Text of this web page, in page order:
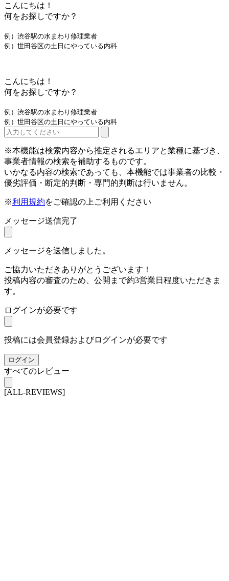
こんにちは！
何をお探しですか？
例）渋谷駅の水まわり修理業者
例）世田谷区の土日にやっている内科
こんにちは！
何をお探しですか？
例）渋谷駅の水まわり修理業者
例）世田谷区の土日にやっている内科
※本機能は検索内容から推定されるエリアと業種に基づき、
事業者情報の検索を補助するものです。
いかなる内容の検索であっても、本機能では事業者の比較・
優劣評価・断定的判断・専門的判断は行いません。
※利用規約をご確認の上ご利用ください
メッセージ送信完了
メッセージを送信しました。
ご協力いただきありがとうございます！
投稿内容の審査のため、公開まで約3営業日程度いただきま
す。
ログインが必要です
投稿には会員登録およびログインが必要です
ログイン
すべてのレビュー
[ALL-REVIEWS]